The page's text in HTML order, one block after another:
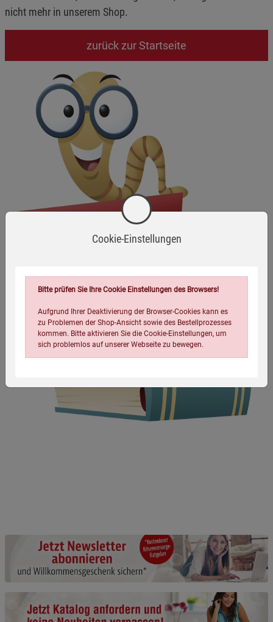
nicht mehr in unserem Shop.
zurück zur Startseite
Cookie-Einstellungen
Bitte prüfen Sie Ihre Cookie Einstellungen des Browsers!
Aufgrund Ihrer Deaktivierung der Browser-Cookies kann es
zu Problemen der Shop-Ansicht sowie des Bestellprozesses
kommen. Bitte aktivieren Sie die Cookie-Einstellungen, um
sich problemlos auf unserer Webseite zu bewegen.
Beschreibung Notwendige Cookies
Cookie-Informationenanzeigen
Funktionale Cookies (1) Funktionale
Beschreibung Funktionale Cookies